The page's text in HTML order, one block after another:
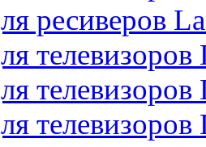
ресиверов
телевизоров
телевизоров
телевизоров